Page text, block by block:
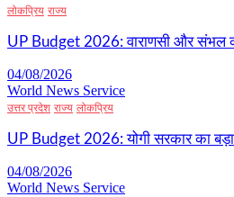
लोकप्रिय राज्य
UP Budget 2026: वाराणसी और संभल
04/08/2026
World News Service
उत्तर प्रदेश राज्य लोकप्रिय
UP Budget 2026: योगी सरकार का बड़ा
04/08/2026
World News Service